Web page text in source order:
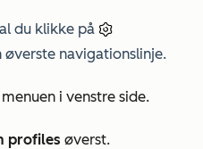
du klikke på
øverste navigationslinje.
menuen i venstre side.
profiles øverst.